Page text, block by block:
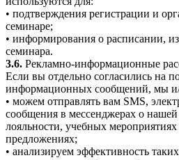
• подтверждения регистрации и
семинаре;
• информирования о расписании,
семинара.
3.6. Рекламно-информационные
Если вы отдельно согласились на
информационных сообщений, мы
• можем отправлять вам SMS,
сообщения в мессенджерах о
лояльности, учебных
предложениях;
• анализируем эффективность